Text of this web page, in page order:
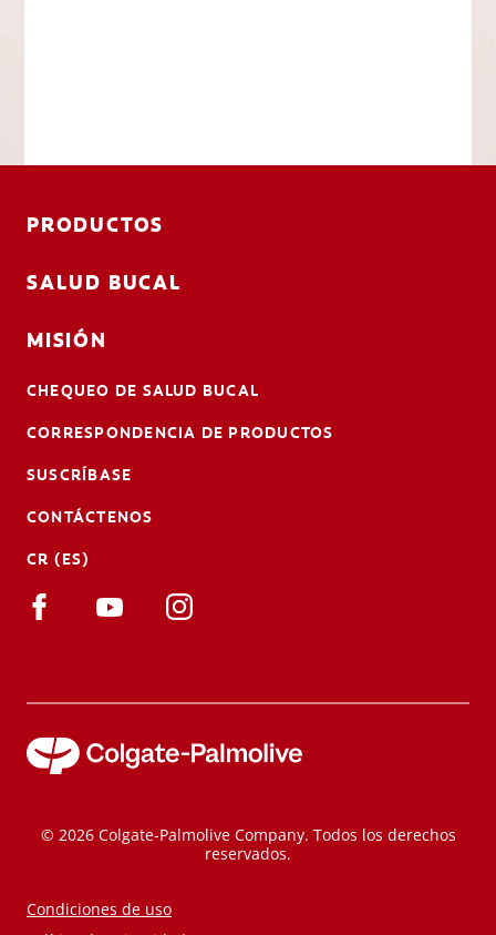
PRODUCTOS
SALUD BUCAL
MISIÓN
CHEQUEO DE SALUD BUCAL
CORRESPONDENCIA DE PRODUCTOS
SUSCRÍBASE
CONTÁCTENOS
CR (ES)
© 2026 Colgate-Palmolive Company. Todos los derechos
reservados.
Condiciones de uso